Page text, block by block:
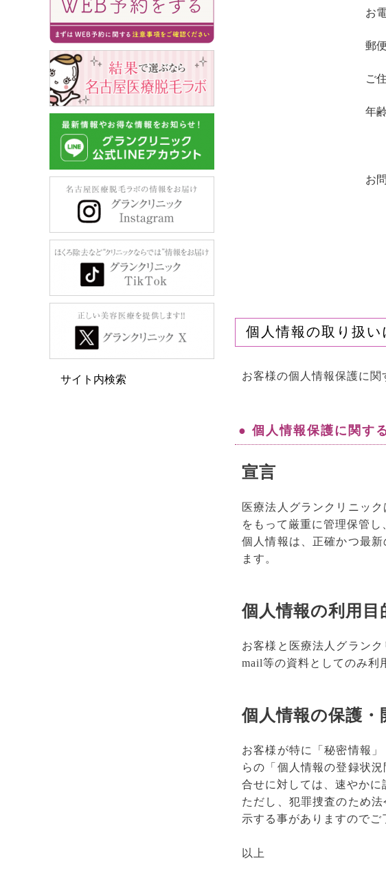
お
郵
ご
年齢
お
個人情報の取り扱い
お客様の個人情報保護に関
● 個人情報保護に関す
宣言
医療法人グランクリニッ
をもって厳重に管理保管し
個人情報は、正確かつ最
ます。
個人情報の利用目
お客様と医療法人グラン
mail等の資料としてのみ利
個人情報の保護・
お客様が特に「秘密情報
らの「個人情報の登録状
合せに対しては、速やかに
ただし、犯罪捜査のため
示する事がありますのでご
以上
サイト内検索